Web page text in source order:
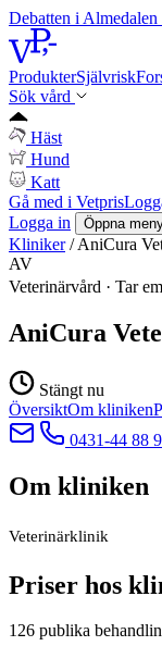
Debatten i Almedalen
ProdukterSjälvrisk
Sök vård
Häst
Hund
Katt
Gå med i Vetpris
Logga in
Öppna
Kliniker / AniCura
AV
Veterinärvård · Tar
AniCura
Stängt nu
ÖversiktOm kliniken
0431-44 88
Om kliniken
Veterinärklinik
Priser hos
126 publika